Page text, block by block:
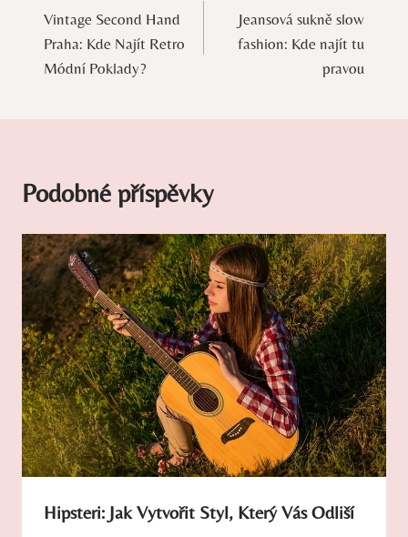
pro
příspěvek
Vintage Second Hand
Praha: Kde Najít Retro
Módní Poklady?
Jeansová sukně slow
fashion: Kde najít tu
pravou
Podobné příspěvky
Hipsteri: Jak Vytvořit Styl, Který Vás Odliší